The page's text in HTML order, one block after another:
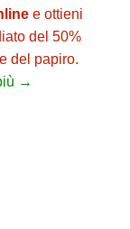
e ottieni
del 50%
del papiro.
→